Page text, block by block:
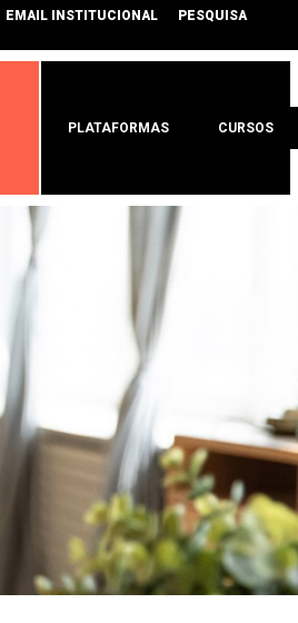
EMAIL INSTITUCIONAL
PESQUISA
PLATAFORMAS CURSOS